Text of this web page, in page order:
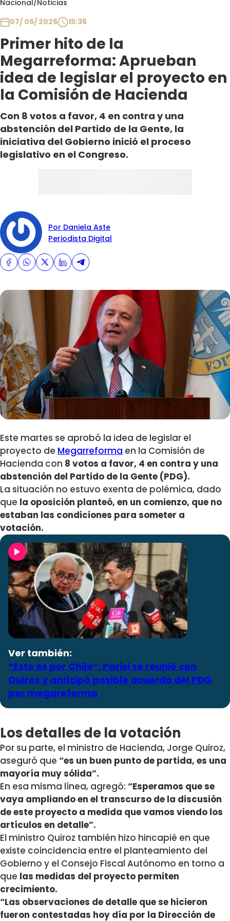
Nacional/Noticias
07/ 05/ 2026
15:36
Primer hito de la
Megarreforma: Aprueban
idea de legislar el proyecto en
la Comisión de Hacienda
Con 8 votos a favor, 4 en contra y una
abstención del Partido de la Gente, la
iniciativa del Gobierno inició el proceso
legislativo en el Congreso.
Por Daniela Aste
Periodista Digital
Este martes se aprobó la idea de legislar el
proyecto de Megarreforma en la Comisión de
Hacienda con 8 votos a favor, 4 en contra y una
abstención del Partido de la Gente (PDG).
La situación no estuvo exenta de polémica, dado
que la oposición planteó, en un comienzo, que no
estaban las condiciones para someter a
votación.
Ver también:
“Esto es por Chile”: Parisi se reunió con
Quiroz y anticipó posible acuerdo del PDG
por megareforma
Los detalles de la votación
Por su parte, el ministro de Hacienda, Jorge Quiroz,
aseguró que “es un buen punto de partida, es una
mayoría muy sólida”.
En esa misma línea, agregó: “Esperamos que se
vaya ampliando en el transcurso de la discusión
de este proyecto a medida que vamos viendo los
artículos en detalle”.
El ministro Quiroz también hizo hincapié en que
existe coincidencia entre el planteamiento del
Gobierno y el Consejo Fiscal Autónomo en torno a
que las medidas del proyecto permiten
crecimiento.
“Las observaciones de detalle que se hicieron
fueron contestadas hoy día por la Dirección de
Club De La Comedia
Contigo en Directo
Plan Perfecto
El Tiempo
Sabingo
Todos Los Programas